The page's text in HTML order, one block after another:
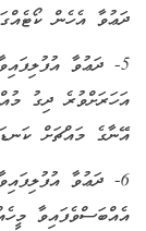
ދަޢުވާ އެހެން
އަހަރަށްވުރެ ދިގު
އޭނާގެ މައްޗަށް
6- ދަޢުވާ
އެއްބަސްވެފައިވާ